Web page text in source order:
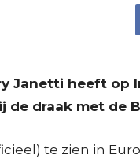
Janetti heeft
de draak met de
te zien in